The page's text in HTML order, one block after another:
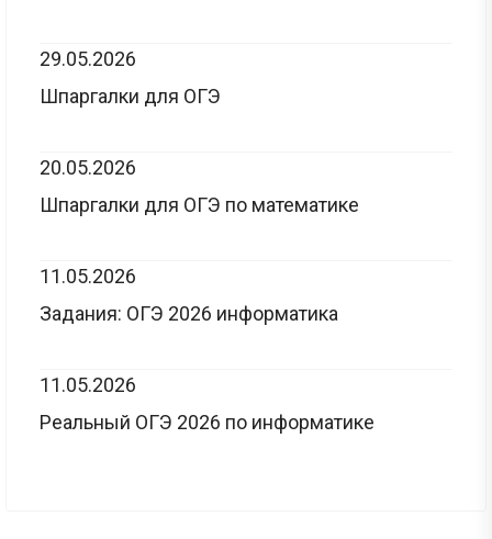
29.05.2026
Шпаргалки для ОГЭ
20.05.2026
Шпаргалки для ОГЭ по математике
11.05.2026
Задания: ОГЭ 2026 информатика
11.05.2026
Реальный ОГЭ 2026 по информатике